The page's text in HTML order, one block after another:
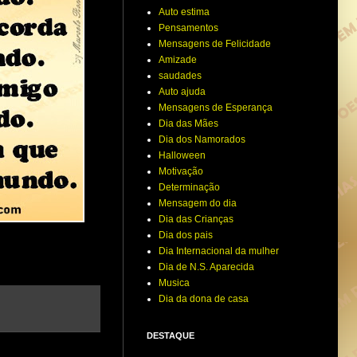
Auto estima
Pensamentos
Mensagens de Felicidade
Amizade
saudades
Auto ajuda
Mensagens de Esperança
Dia das Mães
Dia dos Namorados
Halloween
Motivação
Determinação
Mensagem do dia
Dia das Crianças
Dia dos pais
Dia Internacional da mulher
Dia de N.S. Aparecida
Musica
Dia da dona de casa
DESTAQUE